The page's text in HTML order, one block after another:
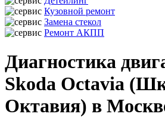
Кузовной ремонт
Замена стекол
Ремонт АКПП
Диагностика
Skoda Octavia
Октавия) в